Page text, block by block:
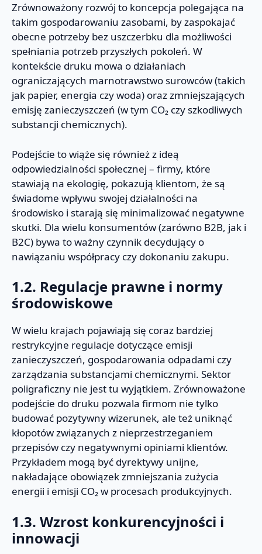
Zrównoważony rozwój to koncepcja polegająca na
takim gospodarowaniu zasobami, by zaspokajać
obecne potrzeby bez uszczerbku dla możliwości
spełniania potrzeb przyszłych pokoleń. W
kontekście druku mowa o działaniach
ograniczających marnotrawstwo surowców (takich
jak papier, energia czy woda) oraz zmniejszających
emisję zanieczyszczeń (w tym CO₂ czy szkodliwych
substancji chemicznych).
Podejście to wiąże się również z ideą
odpowiedzialności społecznej – firmy, które
stawiają na ekologię, pokazują klientom, że są
świadome wpływu swojej działalności na
środowisko i starają się minimalizować negatywne
skutki. Dla wielu konsumentów (zarówno B2B, jak i
B2C) bywa to ważny czynnik decydujący o
nawiązaniu współpracy czy dokonaniu zakupu.
1.2. Regulacje prawne i normy
środowiskowe
W wielu krajach pojawiają się coraz bardziej
restrykcyjne regulacje dotyczące emisji
zanieczyszczeń, gospodarowania odpadami czy
zarządzania substancjami chemicznymi. Sektor
poligraficzny nie jest tu wyjątkiem. Zrównoważone
podejście do druku pozwala firmom nie tylko
budować pozytywny wizerunek, ale też uniknąć
kłopotów związanych z nieprzestrzeganiem
przepisów czy negatywnymi opiniami klientów.
Przykładem mogą być dyrektywy unijne,
nakładające obowiązek zmniejszania zużycia
energii i emisji CO₂ w procesach produkcyjnych.
1.3. Wzrost konkurencyjności i
innowacji